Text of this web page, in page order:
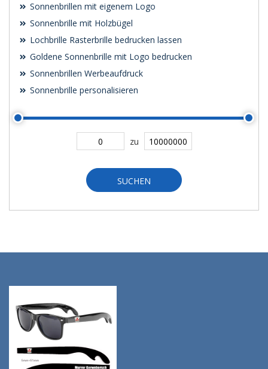
Sonnenbrillen mit eigenem Logo
Sonnenbrille mit Holzbügel
Lochbrille Rasterbrille bedrucken lassen
Goldene Sonnenbrille mit Logo bedrucken
Sonnenbrillen Werbeaufdruck
Sonnenbrille personalisieren
zu
SUCHEN